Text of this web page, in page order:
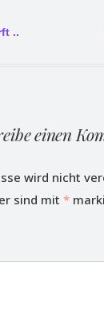
..
einen
wird nicht
sind mit *